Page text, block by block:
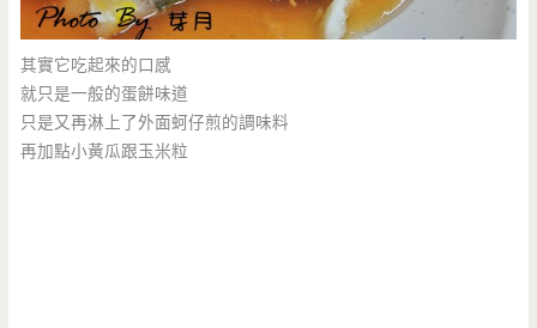
其實它吃起來的口感
就只是一般的蛋餅味道
只是又再淋上了外面蚵仔煎的調味料
再加點小黃瓜跟玉米粒